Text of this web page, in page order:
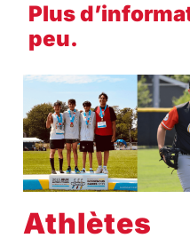
Plus
peu.
Athlètes